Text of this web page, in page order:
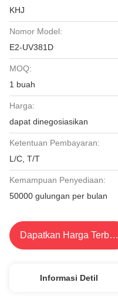
KHJ
Nomor Model:
E2-UV381D
MOQ:
1 buah
Harga:
dapat dinegosiasikan
Ketentuan Pembayaran:
L/C, T/T
Kemampuan Penyediaan:
50000 gulungan per bulan
Dapatkan Harga Terbaik
Informasi Detil